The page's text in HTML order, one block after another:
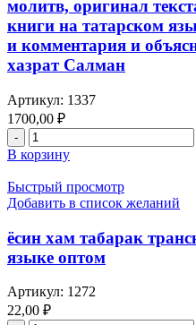
на
арабско
-
татарском
языках
молитв, оригинал
книги на татарском
и комментария и
хазрат Салман
Артикул: 1337
1700,00 ₽
Количество
товара
догалар
энциклопедиясе
оптом:
оригинал
текста
арабском,
перевод
В корзину
Быстрый просмотр
Добавить в список желаний
ёсин хам табарак
языке оптом
Артикул: 1272
22,00 ₽